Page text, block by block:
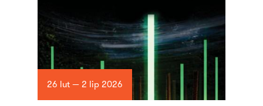
26 lut — 2 lip 2026